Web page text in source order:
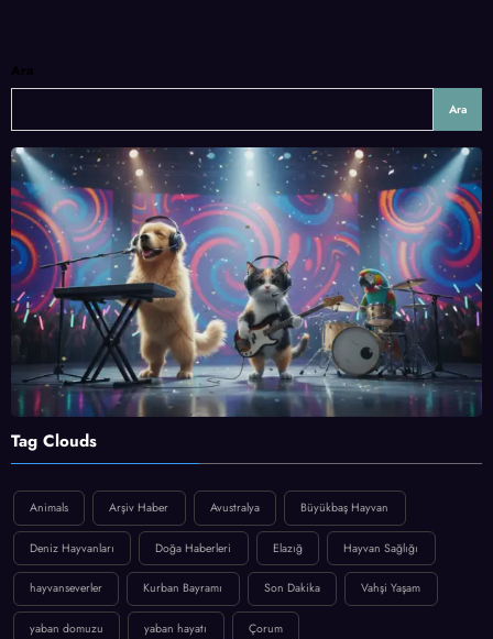
Ara
Ara
Tag Clouds
Animals Arşiv Haber Avustralya Büyükbaş Hayvan
Deniz Hayvanları Doğa Haberleri Elazığ Hayvan Sağlığı
hayvanseverler Kurban Bayramı Son Dakika Vahşi Yaşam
yaban domuzu yaban hayatı Çorum